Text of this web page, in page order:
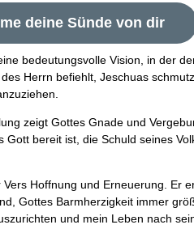
deine Sünde von dir
bedeutungsvolle Vision, in der
Herrn befiehlt, Jeschuas
zeigt Gottes Gnade und
Gott bereit ist, die Schuld seines
Hoffnung und Erneuerung. Er
Gottes Barmherzigkeit immer
und mein Leben nach